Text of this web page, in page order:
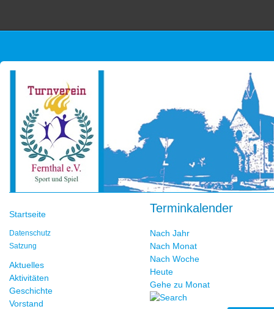
Startseite
Datenschutz
Satzung
Aktuelles
Aktivitäten
Geschichte
Vorstand
Terminkalender
Nach Jahr
Nach Monat
Nach Woche
Heute
Gehe zu Monat